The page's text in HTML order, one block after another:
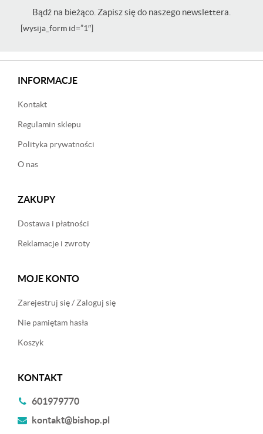
Bądź na bieżąco. Zapisz się do naszego newslettera.
[wysija_form id=”1″]
INFORMACJE
Kontakt
Regulamin sklepu
Polityka prywatności
O nas
ZAKUPY
Dostawa i płatności
Reklamacje i zwroty
MOJE KONTO
Zarejestruj się / Zaloguj się
Nie pamiętam hasła
Koszyk
KONTAKT
601979770
kontakt@bishop.pl